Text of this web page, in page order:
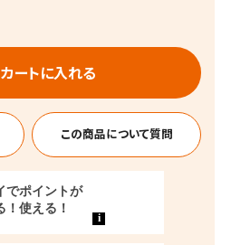
カートに入れる
この商品について質問